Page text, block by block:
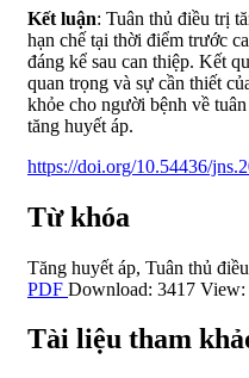
Kết luận: Tuân thủ điều trị
hạn chế tại thời điểm trước
đáng kể sau can thiệp. Kết
quan trọng và sự cần thiết
khỏe cho người bệnh về
tăng huyết áp.
https://doi.org/10.54436/
Từ khóa
Tăng huyết áp, Tuân thủ
PDF Download: 3417 View:
Tài liệu tham